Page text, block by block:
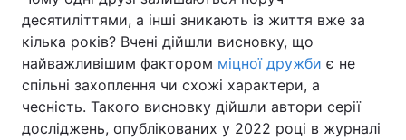
Економіка Світ
Спорт Наука
Техно і зв'язок Лайт
десятиліттями, а інші зникають із життя вже за
кілька років? Вчені дійшли висновку, що
найважливішим фактором міцної дружби є не
спільні захоплення чи схожі характери, а
чесність. Такого висновку дійшли автори серії
досліджень, опублікованих у 2022 році в журналі